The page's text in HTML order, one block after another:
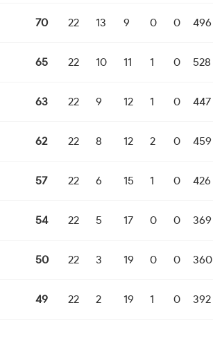
70 22 13 9 0 0 496
65 22 10 11 1 0 528
63 22 9 12 1 0 447
62 22 8 12 2 0 459
57 22 6 15 1 0 426
54 22 5 17 0 0 369
50 22 3 19 0 0 360
49 22 2 19 1 0 392